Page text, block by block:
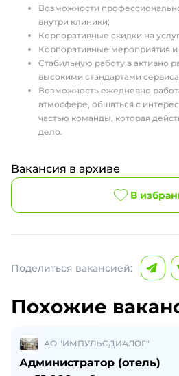
Возможности
внутри клиники;
Корпоративные скидки на
Корпоративные мероприятия
Стабильную работу в активно
высокими стандартами
Возможность ежедневно
атмосфере, общаться с
частью команды, которая
дело.
Вакансия в архиве
В
Поделиться вакансией:
Похожие
АО "ИМПУЛЬСДИАЛОГ"
Администратор (отель)